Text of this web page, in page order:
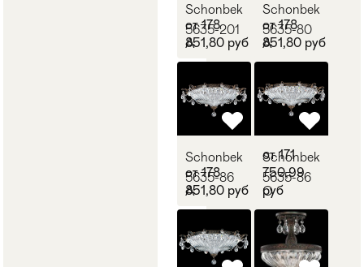
Schonbek
5635-201
A
от 178
851,80 руб
Schonbek
5635-80
A
от 178
851,80 руб
Schonbek
5635-86
A
от 178
851,80 руб
Schonbek
5635-86
O
от 171
750,99
руб